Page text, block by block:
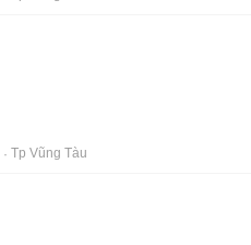
Tp Vũng Tàu